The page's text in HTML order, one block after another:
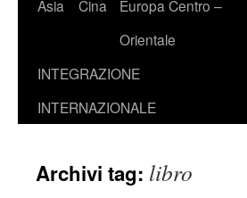
Asia Cina
Europa Centro –
Orientale
INTEGRAZIONE
INTERNAZIONALE
Archivi tag: libro